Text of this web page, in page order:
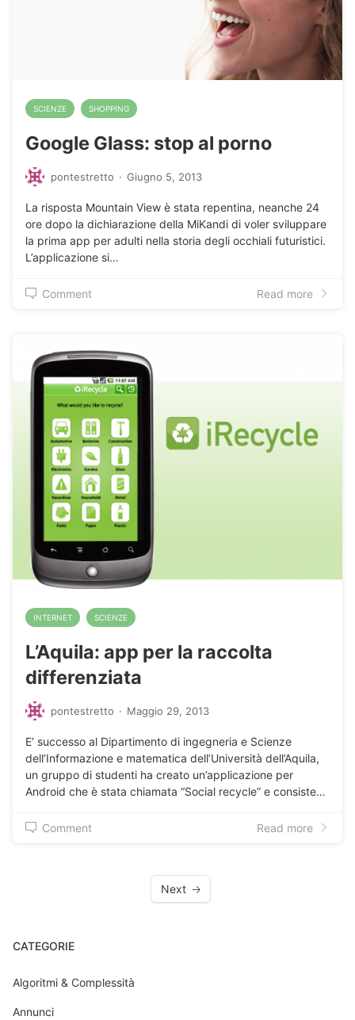
SCIENZE SHOPPING
Google Glass: stop al porno
pontestretto · Giugno 5, 2013
La risposta Mountain View è stata repentina, neanche 24
ore dopo la dichiarazione della MiKandi di voler sviluppare
la prima app per adulti nella storia degli occhiali futuristici.
L’applicazione si…
Comment Read more
INTERNET SCIENZE
L’Aquila: app per la raccolta
differenziata
pontestretto · Maggio 29, 2013
E’ successo al Dipartimento di ingegneria e Scienze
dell’Informazione e matematica dell’Università dell’Aquila,
un gruppo di studenti ha creato un’applicazione per
Android che è stata chiamata “Social recycle” e consiste…
Comment Read more
Next
CATEGORIE
Algoritmi & Complessità
Annunci